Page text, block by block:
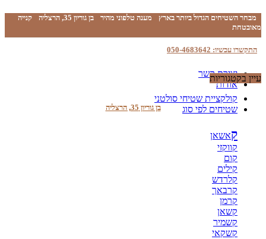
מבחר השטיחים הגדול ביותר בארץ מענה טלפוני מהיר בן גוריון 35, הרצליה
קנייה
מאובטחת
התקשרו עכשיו: 050-4683642
יצירת קשר
אודות
בן גוריון 35, הרצליה
עיין בקטגוריות
קולקציית שטיחי סולטני
שטיחים לפי סוג
קאשאן
קווקזי
קום
קילים
קלרדש
קרבאך
קרמן
קשאן
קשמיר
קשקאי